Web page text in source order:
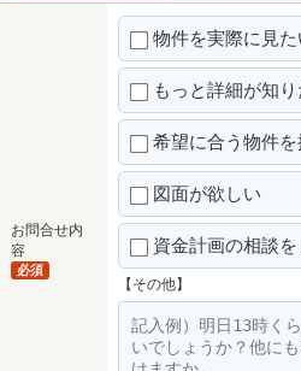
お問合せ内
容
必須
物件を実際に見た
もっと詳細が知り
希望に合う物件
図面が欲しい
資金計画の相談
【その他】